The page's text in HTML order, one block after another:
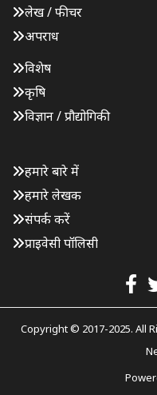
लेख / फीचर
अपराध
विशेष
कृषि
विज्ञान / प्रौद्योगिकी
हमारे बारे में
हमारे लेखक
संपर्क करें
प्राइवेसी पॉलिसी
Copyright © 2017-2025. All